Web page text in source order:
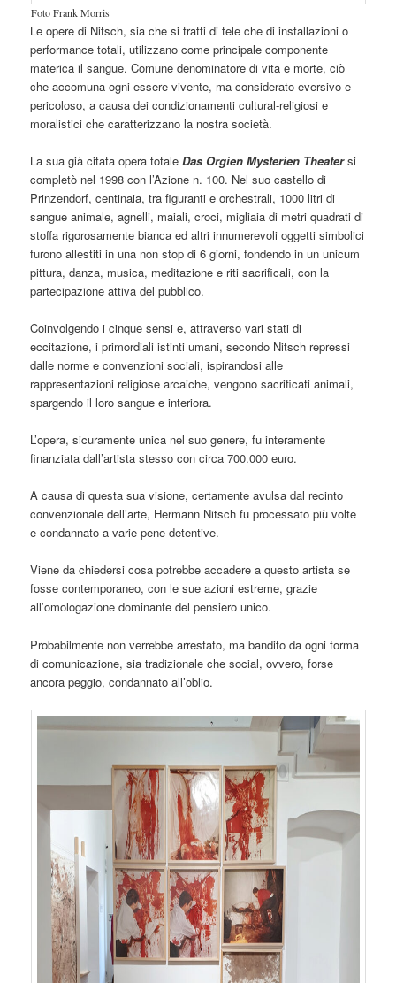
Foto Frank Morris
Le opere di Nitsch, sia che si tratti di tele che di installazioni o
performance totali, utilizzano come principale componente
materica il sangue. Comune denominatore di vita e morte, ciò
che accomuna ogni essere vivente, ma considerato eversivo e
pericoloso, a causa dei condizionamenti cultural-religiosi e
moralistici che caratterizzano la nostra società.
La sua già citata opera totaleDas Orgien Mysterien Theatersi
completò nel 1998 con l’Azione n. 100. Nel suo castello di
Prinzendorf, centinaia, tra figuranti e orchestrali, 1000 litri di
sangue animale, agnelli, maiali, croci, migliaia di metri quadrati di
stoffa rigorosamente bianca ed altri innumerevoli oggetti simbolici
furono allestiti in una non stop di 6 giorni, fondendo in un unicum
pittura, danza, musica, meditazione e riti sacrificali, con la
partecipazione attiva del pubblico.
Coinvolgendo i cinque sensi e, attraverso vari stati di
eccitazione, i primordiali istinti umani, secondo Nitsch repressi
dalle norme e convenzioni sociali, ispirandosi alle
rappresentazioni religiose arcaiche, vengono sacrificati animali,
spargendo il loro sangue e interiora.
L’opera, sicuramente unica nel suo genere, fu interamente
finanziata dall’artista stesso con circa 700.000 euro.
A causa di questa sua visione, certamente avulsa dal recinto
convenzionale dell’arte, Hermann Nitsch fu processato più volte
e condannato a varie pene detentive.
Viene da chiedersi cosa potrebbe accadere a questo artista se
fosse contemporaneo, con le sue azioni estreme, grazie
all’omologazione dominante del pensiero unico.
Probabilmente non verrebbe arrestato, ma bandito da ogni forma
di comunicazione, sia tradizionale che social, ovvero, forse
ancora peggio, condannato all’oblio.